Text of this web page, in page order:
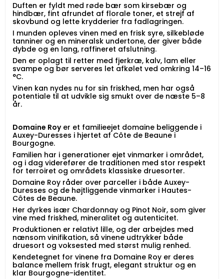
Duften er fyldt med røde bær som kirsebær og
hindbær, fint afrundet af florale toner, et strejf af
skovbund og lette krydderier fra fadlagringen.
I munden opleves vinen med en frisk syre, silkebløde
tanniner og en mineralsk undertone, der giver både
dybde og en lang, raffineret afslutning.
Den er oplagt til retter med fjerkræ, kalv, lam eller
svampe og bør serveres let afkølet ved omkring 14–16
°C.
Vinen kan nydes nu for sin friskhed, men har også
potentiale til at udvikle sig smukt over de næste 5–8
år.
Domaine Royer et familieejet domaine beliggende i
Auxey-Duresses i hjertet af Côte de Beaune i
Bourgogne.
Familien har i generationer ejet vinmarker i området,
og i dag viderefører de traditionen med stor respekt
for terroiret og områdets klassiske druesorter.
Domaine Roy råder over parceller i både Auxey-
Duresses og de højtliggende vinmarker i Hautes-
Côtes de Beaune.
Her dyrkes især Chardonnay og Pinot Noir, som giver
vine med friskhed, mineralitet og autenticitet.
Produktionen er relativt lille, og der arbejdes med
nænsom vinifikation, så vinene udtrykker både
druesort og voksested med størst mulig renhed.
Kendetegnet for vinene fra Domaine Roy er deres
balance mellem frisk frugt, elegant struktur og en
klar Bourgogne-identitet.